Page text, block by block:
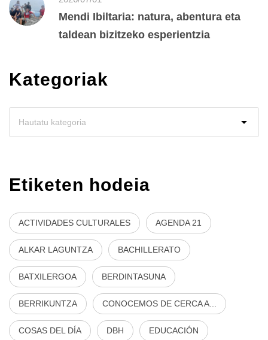
Mendi Ibiltaria: natura, abentura eta
taldean bizitzeko esperientzia
Kategoriak
Etiketen hodeia
ACTIVIDADES CULTURALES AGENDA 21
ALKAR LAGUNTZA BACHILLERATO
BATXILERGOA BERDINTASUNA
BERRIKUNTZA CONOCEMOS DE CERCA A...
COSAS DEL DÍA DBH EDUCACIÓN